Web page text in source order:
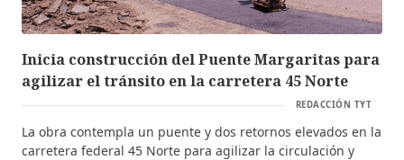
Inicia construcción del Puente Margaritas para
agilizar el tránsito en la carretera 45 Norte
REDACCIÓN TYT
La obra contempla un puente y dos retornos elevados en la
carretera federal 45 Norte para agilizar la circulación y